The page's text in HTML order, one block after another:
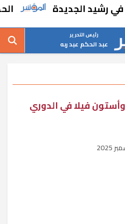
الجديدة
رئيس التحرير
عبد الحكم عبد ربه
فيلا في الدوري